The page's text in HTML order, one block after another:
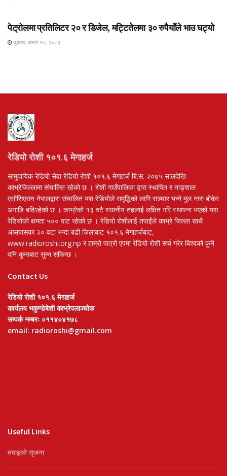
पेट्रोलमा प्रतिलिटर २० र डिजेल, मट्टितेलमा ३० रुपैयाँले भाउ घट्यो
बुधबार, असार १७, २०८३
रेडियो रोशी १०१.६ मेगाहर्ज
सामुदायिक रेडियो सेवा रेडियो रोशी १०१.६ मेगाहर्ज बि.स. २०७५ सालदेखि
काभ्रेजिल्लामा संचालित रहेको छ । रोशी गाउँपालिका द्वारा स्थापित र नाङ्शाल
एसोसिएसन नेपालद्वारा संचालित यश रेडियोले समृद्धिको लागि सञ्चार भन्ने मुल नारा बोकेर
अगाडि बढिरहेको छ । काभ्रेको १३ वटै स्थानीय तहलाई लक्षित गरि स्थापना भएको यस
रेडियोको क्षमता ५०० वाट रहेको छ । रेडियो रोशीलाई तपाईंले काभ्रे जिल्ला साथै
आसपासका २० वटा भन्दा बढी जिलाबाट १०१.६ मेगाहर्जबाट,
www.radioroshi.org.np र हाम्रो पात्रो एपमा रेडियो रोशी सर्च गरेर बिश्वको कुनै
पनि कुनाबाट सुन्न सकिन्छ ।
Contact Us
रेडियो रोशी १०१.६ मेगाहर्ज
कार्यलय भकुण्डेबेशी काभ्रेपलाञ्चोक
सम्पर्क नम्बरः ०११४०४१७८
email: radioroshi@gmail.com
Useful Links
तपाइको सृजना